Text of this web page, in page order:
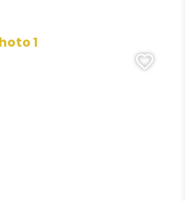
Photo 1, ©Pexels de Pixabay